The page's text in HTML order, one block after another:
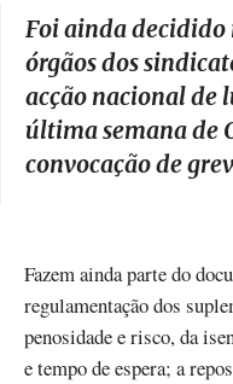
Foi ainda
órgãos dos
acção nacional de
última semana de
convocação de
Fazem ainda parte do
regulamentação dos
penosidade e risco, da
e tempo de espera; a